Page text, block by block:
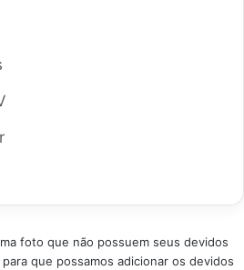
foto que não possuem seus devidos
que possamos adicionar os devidos